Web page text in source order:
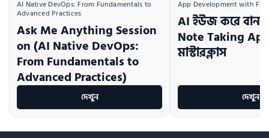
AI Native DevOps: From Fundamentals to
Advanced Practices
Ask Me Anything Session
on (AI Native DevOps:
From Fundamentals to
Advanced Practices)
দেখুন
App Development with
AI ইউজ করে
Note Taking
মাস্টারক্লাস
দেখুন